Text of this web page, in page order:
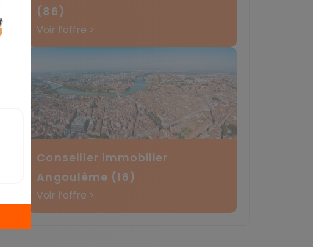
(86)
Voir l’offre >
Conseiller immobilier
Angoulême (16)
Voir l’offre >